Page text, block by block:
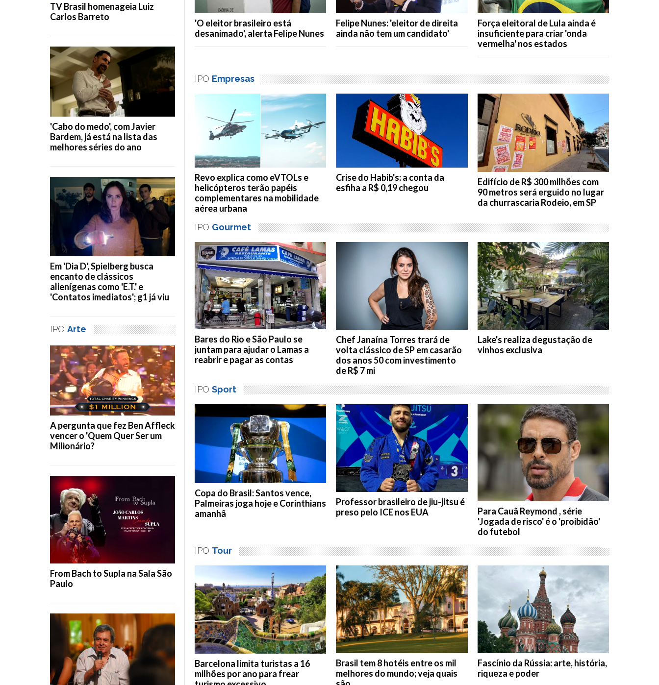
TV Brasil homenageia Luiz
Carlos Barreto
'Cabo do medo', com Javier
Bardem, já está na lista das
melhores séries do ano
Em 'Dia D', Spielberg busca
encanto de clássicos
alienígenas como 'E.T.' e
'Contatos imediatos'; g1 já viu
IPO Arte
A pergunta que fez Ben Affleck
vencer o 'Quem Quer Ser um
Milionário?
From Bach to Supla na Sala São
Paulo
'O eleitor brasileiro está
desanimado', alerta Felipe Nunes
Felipe Nunes: 'eleitor de direita
ainda não tem um candidato'
Força eleitoral de Lula ainda é
insuficiente para criar 'onda
vermelha' nos estados
IPO Empresas
Revo explica como eVTOLs e
helicópteros terão papéis
complementares na mobilidade
aérea urbana
Crise do Habib's: a conta da
esfiha a R$ 0,19 chegou
Edifício de R$ 300 milhões com
90 metros será erguido no lugar
da churrascaria Rodeio, em SP
IPO Gourmet
Bares do Rio e São Paulo se
juntam para ajudar o Lamas a
reabrir e pagar as contas
Chef Janaína Torres trará de
volta clássico de SP em casarão
dos anos 50 com investimento
de R$ 7 mi
Lake's realiza degustação de
vinhos exclusiva
IPO Sport
Copa do Brasil: Santos vence,
Palmeiras joga hoje e Corinthians
amanhã
Professor brasileiro de jiu-jitsu é
preso pelo ICE nos EUA
Para Cauã Reymond , série
'Jogada de risco' é o 'proibidão'
do futebol
IPO Tour
Barcelona limita turistas a 16
milhões por ano para frear
Brasil tem 8 hotéis entre os mil
melhores do mundo; veja quais
Fascínio da Rússia: arte, história,
riqueza e poder